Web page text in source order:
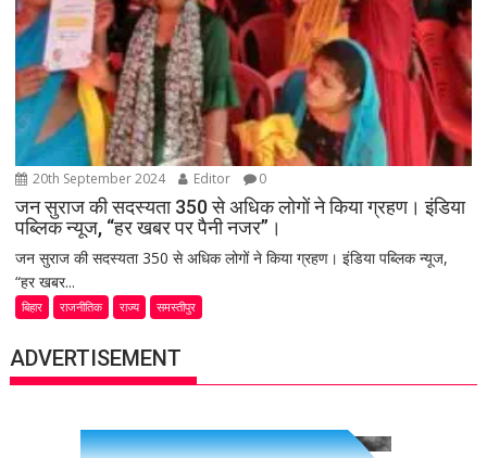
20th September 2024 Editor 0
जन सुराज की सदस्यता 350 से अधिक लोगों ने किया ग्रहण। इंडिया
पब्लिक न्यूज, “हर खबर पर पैनी नजर”।
जन सुराज की सदस्यता 350 से अधिक लोगों ने किया ग्रहण। इंडिया पब्लिक न्यूज,
“हर खबर...
बिहार राजनीतिक राज्य समस्तीपुर
ADVERTISEMENT